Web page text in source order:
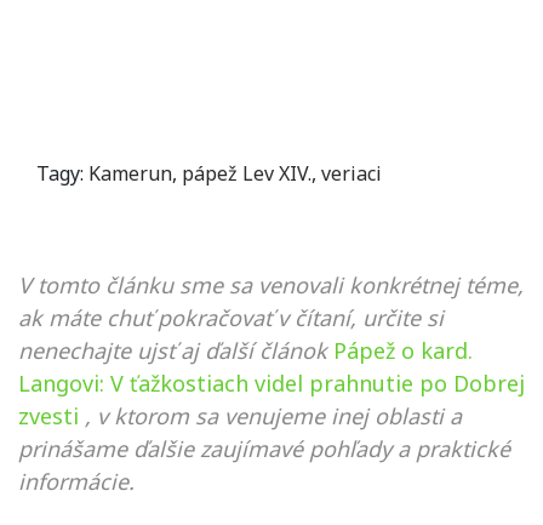
Tagy: Kamerun, pápež Lev XIV., veriaci
V tomto článku sme sa venovali konkrétnej téme,
ak máte chuť pokračovať v čítaní, určite si
nenechajte ujsť aj ďalší článok Pápež o kard.
Langovi: V ťažkostiach videl prahnutie po Dobrej
zvesti , v ktorom sa venujeme inej oblasti a
prinášame ďalšie zaujímavé pohľady a praktické
informácie.